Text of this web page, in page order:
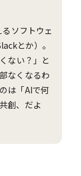
ソフトウェ
とか）。
ない？」と
なくなるわ
は「AIで何
創、だよ